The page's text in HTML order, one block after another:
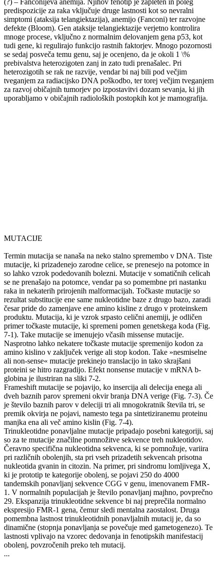
predispozicije za raka vključuje druge lastnosti kot so nevralni
simptomi (ataksija telangiektazija), anemijo (Fanconi) ter razvojne
defekte (Bloom). Gen ataksije telangiektazije verjetno kontrolira
mnoge procese, vključno z normalnim delovanjem gena p53, kot
tudi gene, ki regulirajo funkcijo rastnih faktorjev. Mnogo pozornosti
se sedaj posveča temu genu, saj je ocenjeno, da je okoli 1 \%
prebivalstva heterozigoten zanj in zato tudi prenašalec. Pri
heterozigotih se rak ne razvije, vendar bi naj bili pod večjim
tveganjem za radiacijsko DNA poškodbo, ter torej večjim tveganjem
za razvoj običajnih tumorjev po izpostavitvi dozam sevanja, ki jih
uporabljamo v običajnih radioloških postopkih kot je mamografija.
MUTACIJE
Termin mutacija se nanaša na neko stalno spremembo v DNA. Tiste
mutacije, ki prizadenejo zarodne celice, se prenesejo na potomce in
so lahko vzrok podedovanih bolezni. Mutacije v somatičnih celicah
se ne prenašajo na potomce, vendar pa so pomembne pri nastanku
raka in nekaterih prirojenih malformacijah. Točkaste mutacije so
rezultat substitucije ene same nukleotidne baze z drugo bazo, zaradi
česar pride do zamenjave ene amino kisline z drugo v proteinskem
produktu. Mutacija, ki je vzrok srpasto celični anemiji, je odličen
primer točkaste mutacije, ki spremeni pomen genetskega koda (Fig.
7-1). Take mutacije se imenujejo včasih missense mutacije.
Nasprotno lahko nekatere točkaste mutacije spremenijo kodon za
amino kislino v zaključek verige ali stop kodon. Take »nesmiselne
ali non-sense« mutacije prekinejo translacijo in tako skrajšani
proteini se hitro razgradijo. Efekt nonsense mutacije v mRNA b-
globina je ilustriran na sliki 7-2.
Frameshift mutacije se pojavijo, ko insercija ali delecija enega ali
dveh baznih parov spremeni okvir branja DNA verige (Fig. 7-3). Če
je število baznih parov v deleciji tri ali mnogokratnik števila tri, se
premik okvirja ne pojavi, namesto tega pa sintetiziranemu proteinu
manjka ena ali več amino kislin (Fig. 7-4).
Trinukleotidne ponavljalne mutacije pripadajo posebni kategoriji, saj
so za te mutacije značilne pomnožitve sekvence treh nukleotidov.
Čeravno specifična nukleotidna sekvenca, ki se pomnožuje, variira
pri različnih obolenjih, sta pri vseh prizadetih sekvencah prisotna
nukleotida gvanin in citozin. Na primer, pri sindromu lomljivega X,
ki je prototip te kategorije obolenj, se pojavi 250 do 4000
tandemskih ponavljanj sekvence CGG v genu, imenovanem FMR-
1. V normalnih populacijah je število ponavljanj majhno, povprečno
29. Ekspanzija trinukleotidne sekvence bi naj preprečila normalno
ekspresijo FMR-1 gena, čemur sledi mentalna zaostalost. Druga
pomembna lastnost trinukleotidnih ponavljalnih mutacij je, da so
dinamične (stopnja ponavljanja se povečuje med gametogenezo). Te
lastnosti vplivajo na vzorec dedovanja in fenotipskih manifestacij
obolenj, povzročenih preko teh mutacij.
...